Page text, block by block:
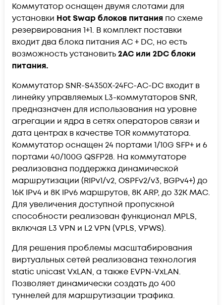
Коммутатор оснащен двумя слотами для
установки Hot Swap блоков питания по схеме
резервирования 1+1. В комплект поставки
входит два блока питания AC + DC, но есть
возможность установить2AC или 2DC блоки
питания.
Коммутатор SNR-S4350X-24FC-AC-DC входит в
линейку управляемых L3-коммутаторов SNR,
предназначен для использования на уровне
агрегации и ядра в сетях операторов связи и
дата центрах в качестве TOR коммутатора.
Коммутатор оснащен 24 портами 1/10G SFP+ и 6
портами 40/100G QSFP28. На коммутаторе
реализована поддержка динамической
маршрутизации (RIPv1/v2, OSPFv2/v3, BGPv4+) до
16K IPv4 и 8K IPv6 маршрутов, 8K ARP, до 32K MAC.
Для увеличения доступной пропускной
способности реализован функционал MPLS,
включая L3 VPN и L2 VPN (VPLS, VPWS).
Для решения проблемы масштабирования
виртуальных сетей реализована технология
static unicast VxLAN, а также EVPN-VxLAN.
Позволяет динамически создать до 400
туннелей для маршрутизации трафика.